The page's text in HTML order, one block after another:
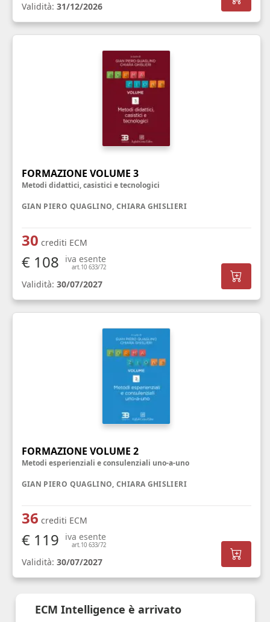
Validità: 31/12/2026
FORMAZIONE VOLUME 3
Metodi didattici, casistici e tecnologici
GIAN PIERO QUAGLINO, CHIARA GHISLIERI
30 crediti ECM
€ 108 iva esente
art.10 633/72
Validità: 30/07/2027
FORMAZIONE VOLUME 2
Metodi esperienziali e consulenziali uno-a-uno
GIAN PIERO QUAGLINO, CHIARA GHISLIERI
36 crediti ECM
€ 119 iva esente
art.10 633/72
Validità: 30/07/2027
ECM Intelligence è arrivato